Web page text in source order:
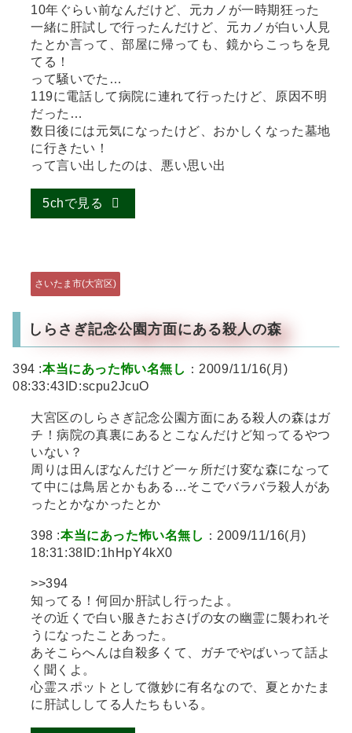
10年ぐらい前なんだけど、元カノが一時期狂った
一緒に肝試しで行ったんだけど、元カノが白い人見
たとか言って、部屋に帰っても、鏡からこっちを見
てる！
って騒いでた…
119に電話して病院に連れて行ったけど、原因不明
だった…
数日後には元気になったけど、おかしくなった墓地
に行きたい！
って言い出したのは、悪い思い出
5chで見る
さいたま市(大宮区)
しらさぎ記念公園方面にある殺人の森
394 :本当にあった怖い名無し ：2009/11/16(月)
08:33:43ID:scpu2JcuO
大宮区のしらさぎ記念公園方面にある殺人の森はガ
チ！病院の真裏にあるとこなんだけど知ってるやつ
いない？
周りは田んぼなんだけど一ヶ所だけ変な森になって
て中には鳥居とかもある…そこでバラバラ殺人があ
ったとかなかったとか
398 :本当にあった怖い名無し ：2009/11/16(月)
18:31:38ID:1hHpY4kX0
>>394
知ってる！何回か肝試し行ったよ。
その近くで白い服きたおさげの女の幽霊に襲われそ
うになったことあった。
あそこらへんは自殺多くて、ガチでやばいって話よ
く聞くよ。
心霊スポットとして微妙に有名なので、夏とかたま
に肝試ししてる人たちもいる。